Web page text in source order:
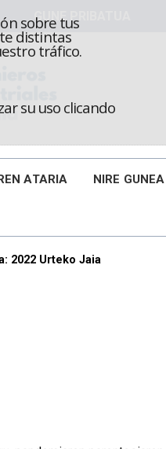
sobre tus
distintas
tráfico.
su uso clicando
ATARIA NIRE GUNEA
2022 Urteko Jaia